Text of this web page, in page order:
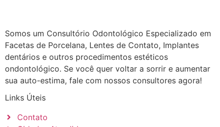
Somos um Consultório Odontológico Especializado em
Facetas de Porcelana, Lentes de Contato, Implantes
dentários e outros procedimentos estéticos
ondontológico. Se você quer voltar a sorrir e aumentar
sua auto-estima, fale com nossos consultores agora!
Links Úteis
Contato